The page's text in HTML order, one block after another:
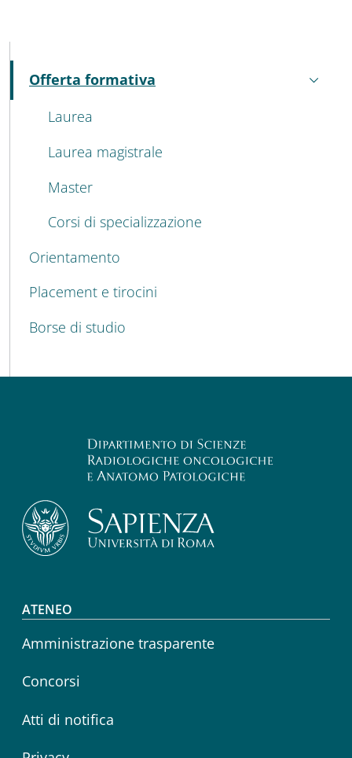
MENU CEV SECOND NAVIGATION
Offerta formativa
Attivo
Laurea
Laurea magistrale
Master
Corsi di specializzazione
Orientamento
Placement e tirocini
Borse di studio
Footer menu
ATENEO
Amministrazione trasparente
Concorsi
Atti di notifica